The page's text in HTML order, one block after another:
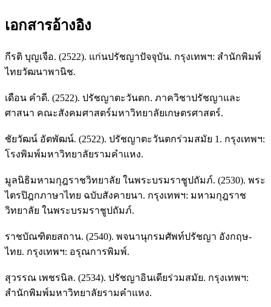
เอกสารอ้างอิง
กีรติ บุญเจือ. (2522). แก่นปรัชญาปัจจุบัน. กรุงเทพฯ: สำนักพิมพ์
ไทยวัฒนาพานิช.
เดือน คำดี. (2522). ปรัชญาตะวันตก. ภาควิชาปรัชญาและ
ศาสนา คณะสังคมศาสตร์มหาวิทยาลัยเกษตรศาสตร์.
ชัยวัฒน์ อัตพัฒน์. (2522). ปรัชญาตะวันตกร่วมสมัย 1. กรุงเทพฯ:
โรงพิมพ์มหาวิทยาลัยรามคำแหง.
มูลนิธิมหามกุฎราชวิทยาลัย ในพระบรมราชูปถัมภ์. (2530). พระ
ไตรปิฎกภาษาไทย ฉบับสังคายนา. กรุงเทพฯ: มหามกุฎราช
วิทยาลัย ในพระบรมราชูปถัมภ์.
ราชบัณฑิตยสถาน. (2540). พจนานุกรมศัพท์ปรัชญา อังกฤษ-
ไทย. กรุงเทพฯ: อรุณการพิมพ์.
สุวรรณ เพชรนิล. (2534). ปรัชญาอินเดียร่วมสมัย. กรุงเทพฯ:
สำนักพิมพ์มหาวิทยาลัยรามคำแหง.